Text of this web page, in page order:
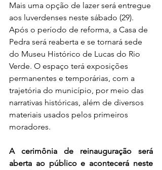
Mais uma opção de lazer será entregue
aos luverdenses neste sábado (29).
Após o período de reforma, a Casa de
Pedra será reaberta e se tornará sede
do Museu Histórico de Lucas do Rio
Verde. O espaço terá exposições
permanentes e temporárias, com a
trajetória do município, por meio das
narrativas históricas, além de diversos
materiais usados pelos primeiros
moradores.
A cerimônia de reinauguração será
aberta ao público e acontecerá neste